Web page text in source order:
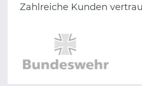
Zahlreiche Kunden